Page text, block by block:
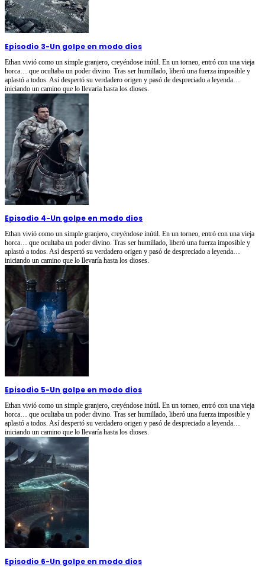
Episodio 3-Un golpe en modo dios
Ethan vivió como un simple granjero, creyéndose inútil. En un torneo, entró con una vieja
horca… que ocultaba un poder divino. Tras ser humillado, liberó una fuerza imposible y
aplastó a todos. Así despertó su verdadero origen y pasó de despreciado a leyenda…
iniciando un camino que lo llevaría hasta los dioses.
Episodio 4-Un golpe en modo dios
Ethan vivió como un simple granjero, creyéndose inútil. En un torneo, entró con una vieja
horca… que ocultaba un poder divino. Tras ser humillado, liberó una fuerza imposible y
aplastó a todos. Así despertó su verdadero origen y pasó de despreciado a leyenda…
iniciando un camino que lo llevaría hasta los dioses.
Episodio 5-Un golpe en modo dios
Ethan vivió como un simple granjero, creyéndose inútil. En un torneo, entró con una vieja
horca… que ocultaba un poder divino. Tras ser humillado, liberó una fuerza imposible y
aplastó a todos. Así despertó su verdadero origen y pasó de despreciado a leyenda…
iniciando un camino que lo llevaría hasta los dioses.
Episodio 6-Un golpe en modo dios